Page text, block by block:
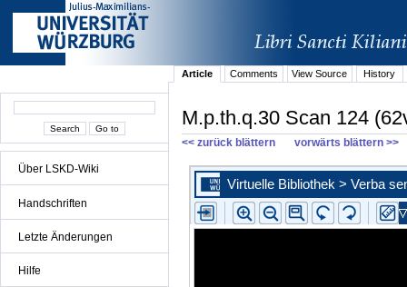
Über LSKD-Wiki
Handschriften
Letzte Änderungen
Hilfe
Article Comments View Source History
M.p.th.q.30 Scan 124
<< zurück blättern vorwärts blättern >>